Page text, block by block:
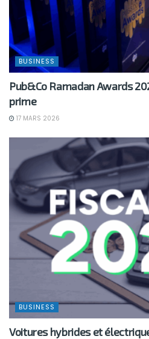
BUSINESS
Pub&Co Ramadan Awards
prime
17 MARS 2026
BUSINESS
Voitures hybrides et